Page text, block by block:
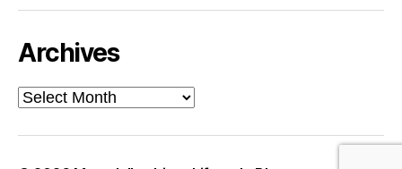
Archives
Archives